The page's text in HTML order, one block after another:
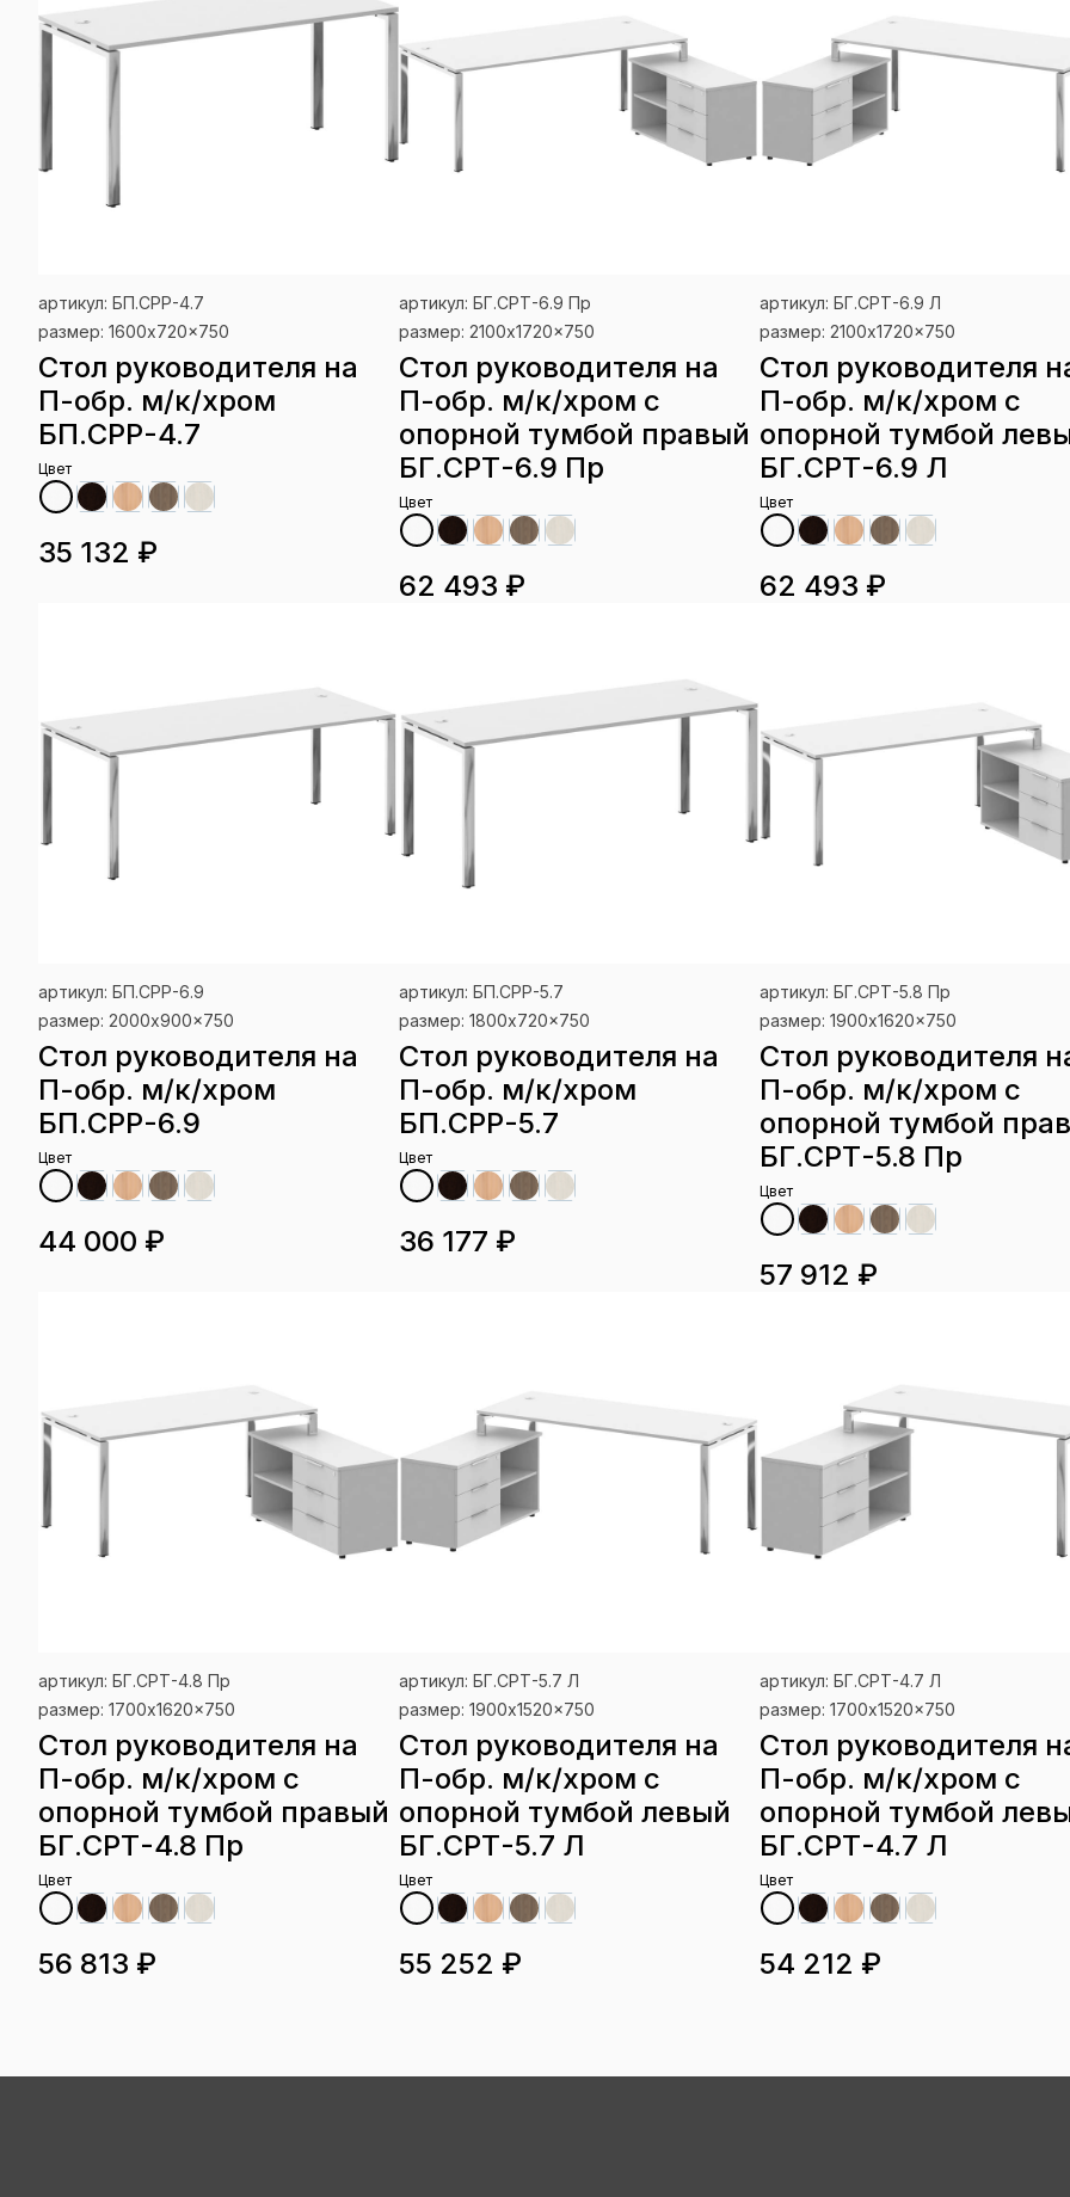
артикул: БП.СРР-4.7
размер: 1600x720x750
Стол руководителя на
П-обр. м/к/хром
БП.СРР-4.7
Цвет
35 132 ₽
артикул: БГ.СРТ-6.9 Пр
размер: 2100x1720x750
Стол руководителя на
П-обр. м/к/хром с
опорной тумбой правый
БГ.СРТ-6.9 Пр
Цвет
62 493 ₽
артикул: БГ.СРТ-6.9 Л
размер: 2100x1720x750
Стол руководителя
П-обр. м/к/хром с
опорной тумбой
БГ.СРТ-6.9 Л
Цвет
62 493 ₽
артикул: БП.СРР-6.9
размер: 2000x900x750
Стол руководителя на
П-обр. м/к/хром
БП.СРР-6.9
Цвет
44 000 ₽
артикул: БП.СРР-5.7
размер: 1800x720x750
Стол руководителя на
П-обр. м/к/хром
БП.СРР-5.7
Цвет
36 177 ₽
артикул: БГ.СРТ-5.8 Пр
размер: 1900x1620x750
Стол руководителя
П-обр. м/к/хром с
опорной тумбой
БГ.СРТ-5.8 Пр
Цвет
57 912 ₽
артикул: БГ.СРТ-4.8 Пр
размер: 1700x1620x750
Стол руководителя на
П-обр. м/к/хром с
опорной тумбой правый
БГ.СРТ-4.8 Пр
Цвет
56 813 ₽
артикул: БГ.СРТ-5.7 Л
размер: 1900x1520x750
Стол руководителя на
П-обр. м/к/хром с
опорной тумбой левый
БГ.СРТ-5.7 Л
Цвет
55 252 ₽
артикул: БГ.СРТ-4.7 Л
размер: 1700x1520x750
Стол руководителя
П-обр. м/к/хром с
опорной тумбой
БГ.СРТ-4.7 Л
Цвет
54 212 ₽